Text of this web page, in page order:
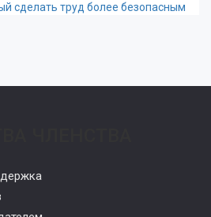
сделать труд более безопасным